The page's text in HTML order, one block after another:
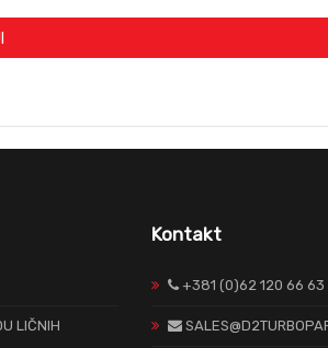
LIČNIH
Kontakt
+381 (0)62 120 66 63